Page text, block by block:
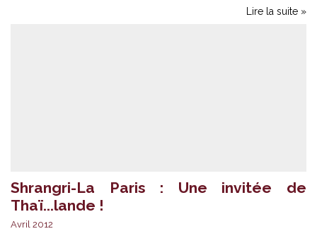
Lire la suite »
Shrangri-La Paris : Une invitée de
Thaï...lande !
Avril 2012